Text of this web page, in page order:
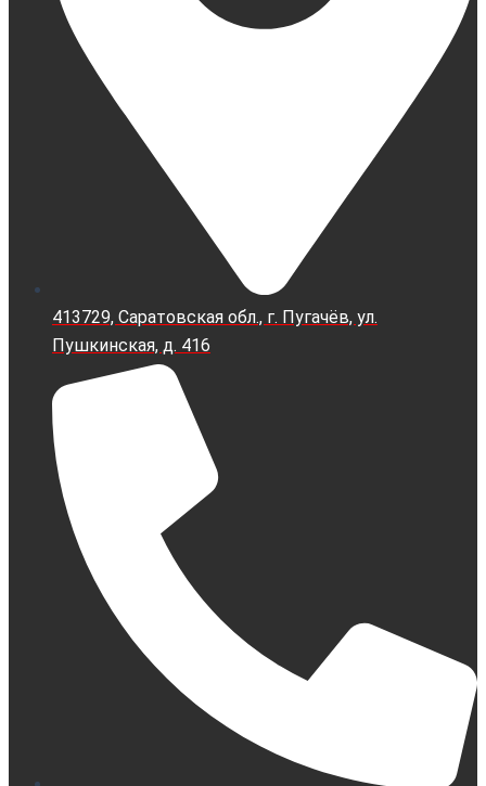
413729, Саратовская обл., г. Пугачёв, ул.
Пушкинская, д. 416